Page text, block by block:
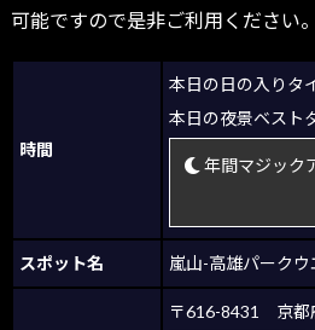
可能ですので是非ご利用ください。
時間
本日の日の入りタ
本日の夜景ベスト
年間マジック
スポット名 嵐山-高雄パーク
〒616-8431 京都